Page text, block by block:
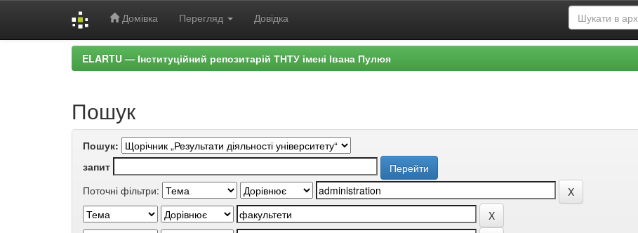
Домівка Перегляд Довідка
ELARTU — Інституційний репозитарій ТНТУ імені Івана Пулюя
Пошук
Пошук:
запит
Поточні фільтри: